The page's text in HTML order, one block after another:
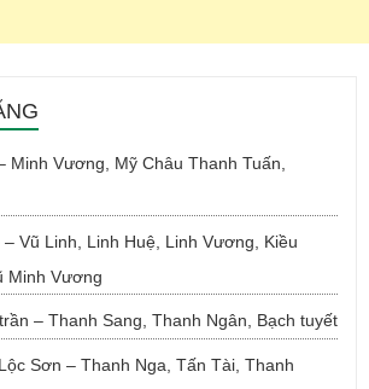
Minh Vương, Mỹ Châu Thanh Tuấn,
Vũ Linh, Linh Huệ, Linh Vương, Kiều
Minh Vương
– Thanh Sang, Thanh Ngân, Bạch tuyết
Sơn – Thanh Nga, Tấn Tài, Thanh